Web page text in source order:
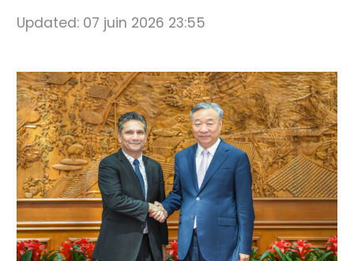
Updated: 07 juin 2026 23:55